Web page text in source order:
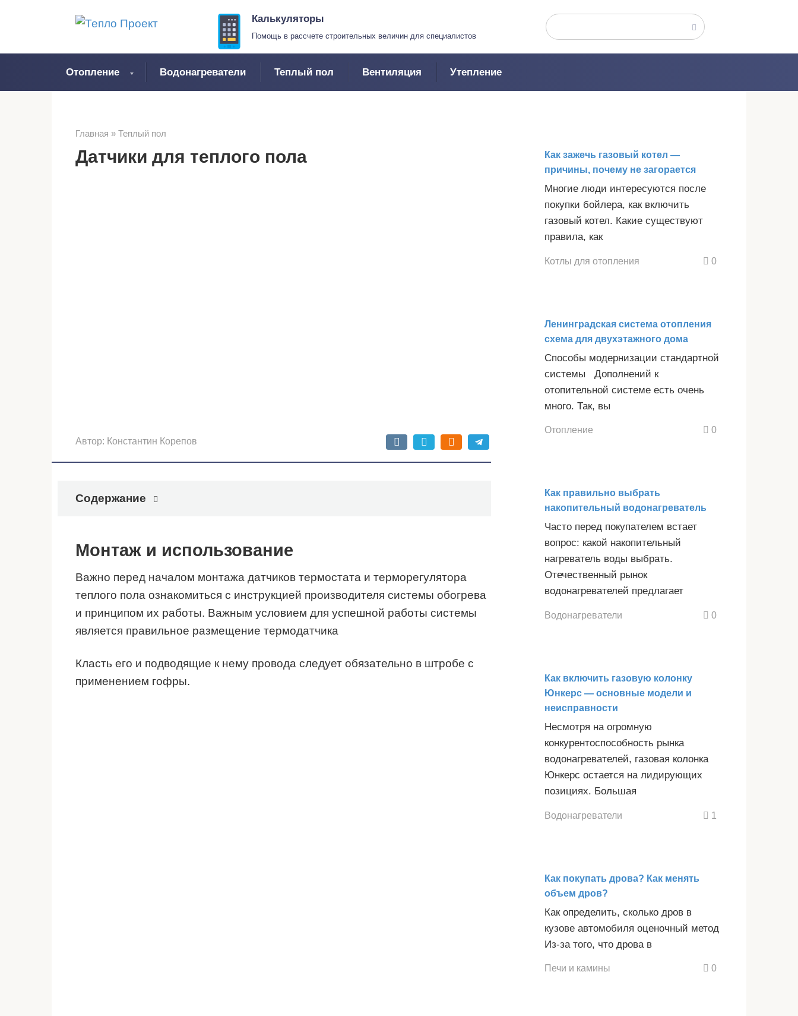
Калькуляторы
Помощь в рассчете строительных величин для специалистов
Поиск:
Отопление Водонагреватели Теплый пол Вентиляция Утепление
Главная » Теплый пол
Датчики для теплого пола
Автор: Константин Корепов
Содержание
Монтаж и использование
Важно перед началом монтажа датчиков термостата и терморегулятора
теплого пола ознакомиться с инструкцией производителя системы обогрева
и принципом их работы. Важным условием для успешной работы системы
является правильное размещение термодатчика
Класть его и подводящие к нему провода следует обязательно в штробе с
применением гофры.
Как зажечь газовый котел —
причины, почему не загорается
Многие люди интересуются после
покупки бойлера, как включить
газовый котел. Какие существуют
правила, как
Котлы для отопления 0
Ленинградская система отопления
схема для двухэтажного дома
Способы модернизации стандартной
системы Дополнений к
отопительной системе есть очень
много. Так, вы
Отопление 0
Как правильно выбрать
накопительный водонагреватель
Часто перед покупателем встает
вопрос: какой накопительный
нагреватель воды выбрать.
Отечественный рынок
водонагревателей предлагает
Водонагреватели 0
Как включить газовую колонку
Юнкерс — основные модели и
неисправности
Несмотря на огромную
конкурентоспособность рынка
водонагревателей, газовая колонка
Юнкерс остается на лидирующих
позициях. Большая
Водонагреватели 1
Как покупать дрова? Как менять
объем дров?
Как определить, сколько дров в
кузове автомобиля оценочный метод
Из-за того, что дрова в
Печи и камины 0